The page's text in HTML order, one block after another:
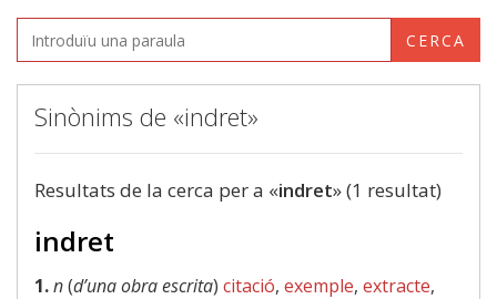
CERCA
Sinònims de «indret»
Resultats de la cerca per a «indret» (1 resultat)
indret
1.n(d’una obra escrita) citació, exemple, extracte,